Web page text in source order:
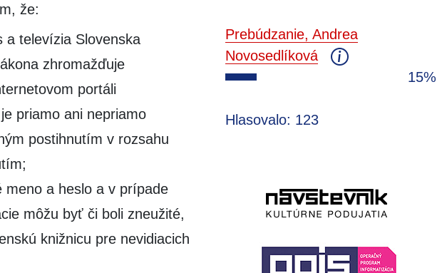
že:
a televízia Slovenska
zhromažďuje
portáli
priamo ani nepriamo
postihnutím v rozsahu
meno a heslo a v prípade
môžu byť či boli zneužité,
knižnicu pre nevidiacich
Prebúdzanie, Andrea
Novosedlíková
15%
Hlasovalo: 123